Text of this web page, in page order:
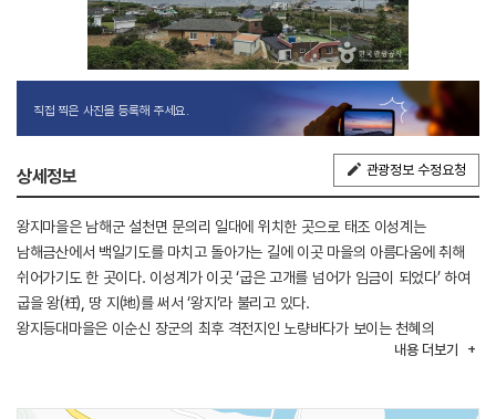
직접 찍은 사진을 등록해 주세요.
상세정보 관광정보 수정요청
왕지마을은 남해군 설천면 문의리 일대에 위치한 곳으로 태조 이성계는
남해금산에서 백일기도를 마치고 돌아가는 길에 이곳 마을의 아름다움에 취해
쉬어가기도 한 곳이다. 이성계가 이곳 ‘굽은 고개를 넘어가 임금이 되었다’ 하여
굽을 왕(枉), 땅 지(地)를 써서 ‘왕지’라 불리고 있다.
왕지등대마을은 이순신 장군의 최후 격전지인 노량바다가 보이는 천혜의
자연경관을 가지고 있고 남해대교에서 마을까지 이르는 도로에 아름다운
있는 다양한 체험프로그램이 마련되어 있다. 그중에서도 개막이체험은 바닷가에
내용 더보기